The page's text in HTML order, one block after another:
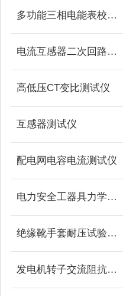
多功能三相电能表校验仪
电流互感器二次回路负载测试仪
高低压CT变比测试仪
互感器测试仪
配电网电容电流测试仪
电力安全工器具力学性能试验机
绝缘靴手套耐压试验装置
发电机转子交流阻抗测试仪